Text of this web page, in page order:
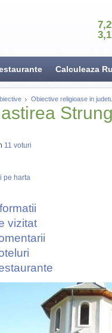
Calculeaza
Obiective religioase in
11 voturi
pe harta
vizitat